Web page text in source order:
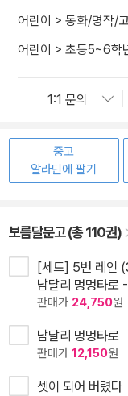
어린이 > 동화/명작/
어린이 > 초등5~6학
중고
알라딘에 팔기
보름달문고 (총 110권)
[세트] 5번 레인
남달리 멍멍타로
판매가 24,750원
남달리 멍멍타로
판매가 12,150원
셋이 되어 버렸다